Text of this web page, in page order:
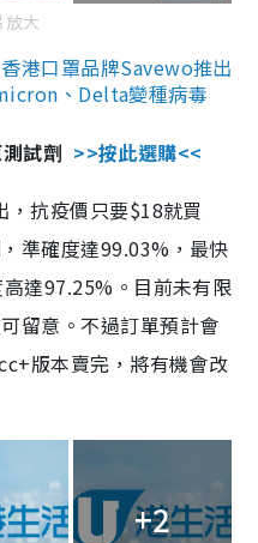
放大
港口罩品牌Savewo推出
、Delta變種病毒
試劑 >>按此選購<<
抗疫價只要$18就買
準確度達99.03%，最快
達97.25%。目前未有限
留意。不過訂單預計會
版本賣完，將有機會改
+2